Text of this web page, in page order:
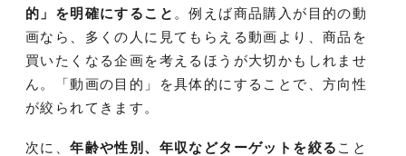
的」を明確にすること 。例えば商品購入が目的の動
画なら、多くの人に見てもらえる動画より、商品を
買いたくなる企画を考えるほうが大切かもしれませ
ん。「動画の目的」を具体的にすることで、方向性
が絞られてきます。
次に、年齢や性別、年収などターゲットを絞る こと